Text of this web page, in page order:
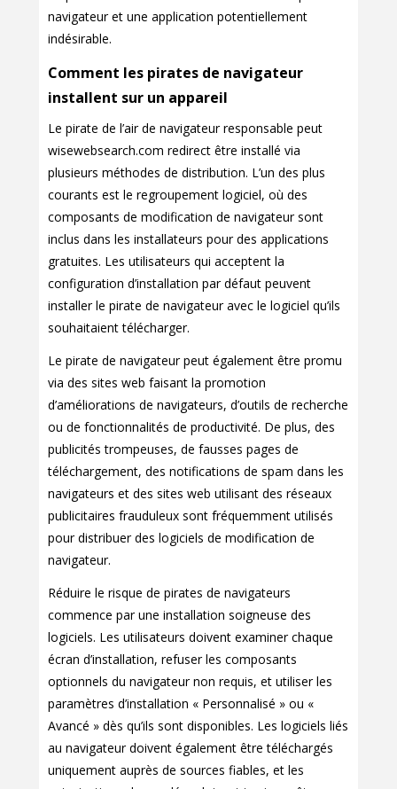
navigateur et une application potentiellement
indésirable.
Comment les pirates de navigateur
installent sur un appareil
Le pirate de l’air de navigateur responsable peut
wisewebsearch.com redirect être installé via
plusieurs méthodes de distribution. L’un des plus
courants est le regroupement logiciel, où des
composants de modification de navigateur sont
inclus dans les installateurs pour des applications
gratuites. Les utilisateurs qui acceptent la
configuration d’installation par défaut peuvent
installer le pirate de navigateur avec le logiciel qu’ils
souhaitaient télécharger.
Le pirate de navigateur peut également être promu
via des sites web faisant la promotion
d’améliorations de navigateurs, d’outils de recherche
ou de fonctionnalités de productivité. De plus, des
publicités trompeuses, de fausses pages de
téléchargement, des notifications de spam dans les
navigateurs et des sites web utilisant des réseaux
publicitaires frauduleux sont fréquemment utilisés
pour distribuer des logiciels de modification de
navigateur.
Réduire le risque de pirates de navigateurs
commence par une installation soigneuse des
logiciels. Les utilisateurs doivent examiner chaque
écran d’installation, refuser les composants
optionnels du navigateur non requis, et utiliser les
paramètres d’installation « Personnalisé » ou «
Avancé » dès qu’ils sont disponibles. Les logiciels liés
au navigateur doivent également être téléchargés
uniquement auprès de sources fiables, et les